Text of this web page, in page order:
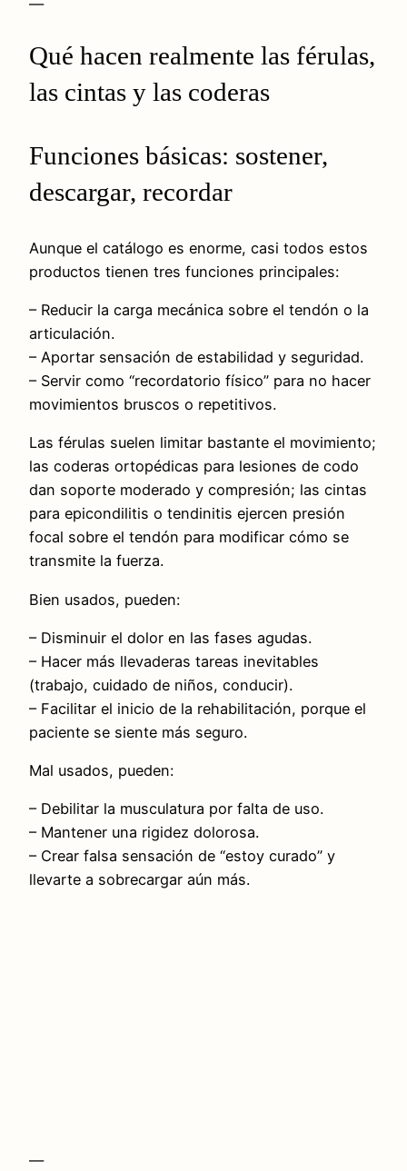
—
Qué hacen realmente las férulas,
las cintas y las coderas
Funciones básicas: sostener,
descargar, recordar
Aunque el catálogo es enorme, casi todos estos
productos tienen tres funciones principales:
– Reducir la carga mecánica sobre el tendón o la
articulación.
– Aportar sensación de estabilidad y seguridad.
– Servir como “recordatorio físico” para no hacer
movimientos bruscos o repetitivos.
Las férulas suelen limitar bastante el movimiento;
las coderas ortopédicas para lesiones de codo
dan soporte moderado y compresión; las cintas
para epicondilitis o tendinitis ejercen presión
focal sobre el tendón para modificar cómo se
transmite la fuerza.
Bien usados, pueden:
– Disminuir el dolor en las fases agudas.
– Hacer más llevaderas tareas inevitables
(trabajo, cuidado de niños, conducir).
– Facilitar el inicio de la rehabilitación, porque el
paciente se siente más seguro.
Mal usados, pueden:
– Debilitar la musculatura por falta de uso.
– Mantener una rigidez dolorosa.
– Crear falsa sensación de “estoy curado” y
llevarte a sobrecargar aún más.
—